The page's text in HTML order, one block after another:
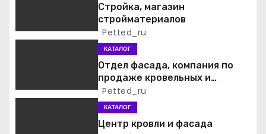
о
а
Стройка, магазин
стройматериалов
Petted_ru
КАТАЛОГ
Отдел фасада, компания по
продаже кровельных и
фасадных материалов
Petted_ru
КАТАЛОГ
Центр кровли и фасада